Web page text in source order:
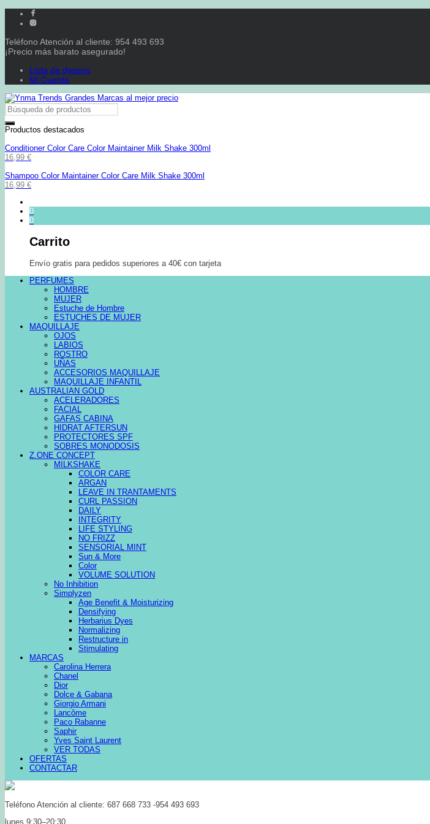
Teléfono Atención al cliente: 954 493 693
¡Precio más barato asegurado!
Lista de deseos
Mi Cuenta
Productos destacados
Conditioner Color Care Color Maintainer Milk Shake 300ml
16,99 €
Shampoo Color Maintainer Color Care Milk Shake 300ml
16,99 €
0
0
Carrito
Envío gratis para pedidos superiores a 40€ con tarjeta
PERFUMES
HOMBRE
MUJER
Estuche de Hombre
ESTUCHES DE MUJER
MAQUILLAJE
OJOS
LABIOS
ROSTRO
UÑAS
ACCESORIOS MAQUILLAJE
MAQUILLAJE INFANTIL
AUSTRALIAN GOLD
ACELERADORES
FACIAL
GAFAS CABINA
HIDRAT AFTERSUN
PROTECTORES SPF
SOBRES MONODOSIS
Z.ONE CONCEPT
MILKSHAKE
COLOR CARE
ARGAN
LEAVE IN TRANTAMENTS
CURL PASSION
DAILY
INTEGRITY
LIFE STYLING
NO FRIZZ
SENSORIAL MINT
Sun & More
Color
VOLUME SOLUTION
No Inhibition
Simplyzen
Age Benefit & Moisturizing
Densifying
Herbarius Dyes
Normalizing
Restructure in
Stimulating
MARCAS
Carolina Herrera
Chanel
Dior
Dolce & Gabana
Giorgio Armani
Lancôme
Paco Rabanne
Saphir
Yves Saint Laurent
VER TODAS
OFERTAS
CONTACTAR
Teléfono Atención al cliente: 687 668 733 -954 493 693
lunes 9:30–20:30